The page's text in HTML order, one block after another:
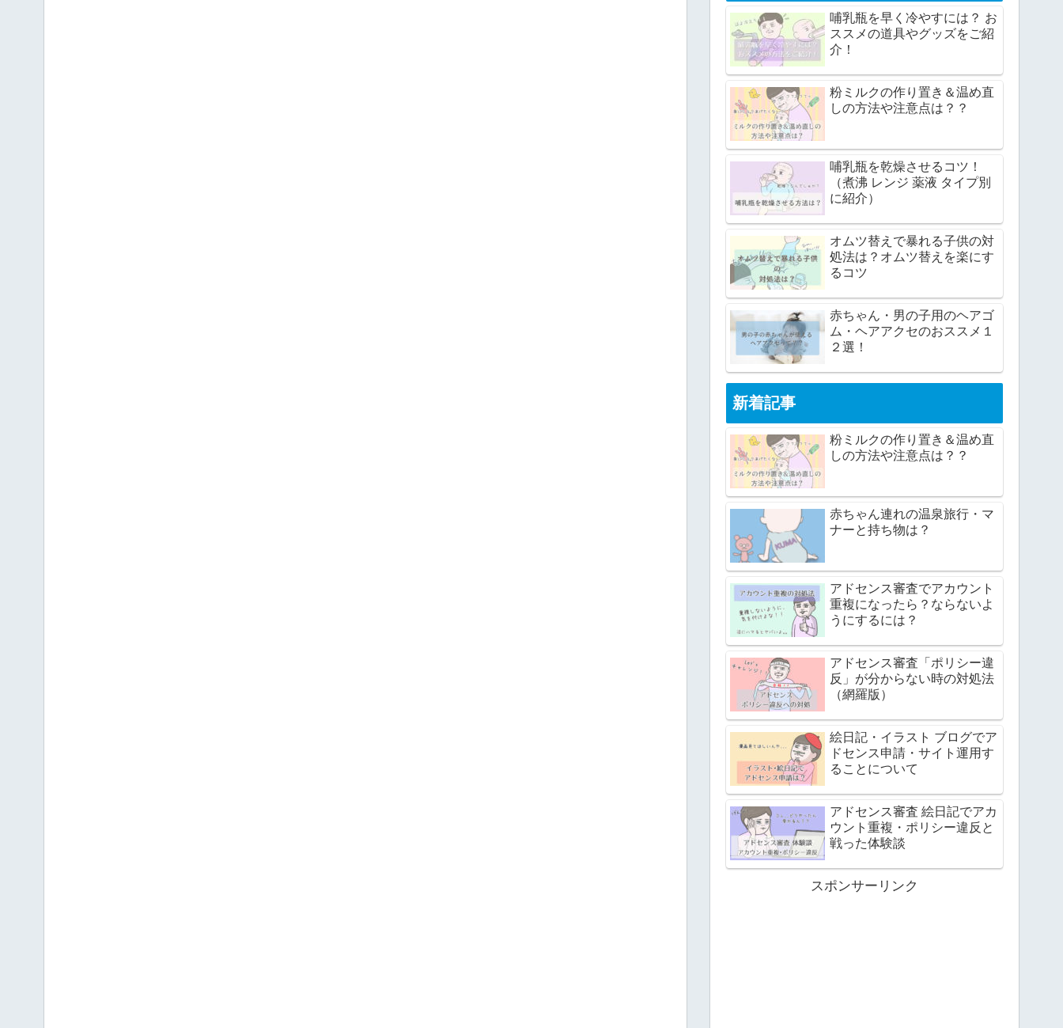
哺乳瓶を早く冷やすには？ お
ススメの道具やグッズをご紹
介！
粉ミルクの作り置き＆温め直
しの方法や注意点は？？
哺乳瓶を乾燥させるコツ！
（煮沸 レンジ 薬液 タイプ別
に紹介）
オムツ替えで暴れる子供の対
処法は？オムツ替えを楽にす
るコツ
赤ちゃん・男の子用のヘアゴ
ム・ヘアアクセのおススメ１
２選！
新着記事
粉ミルクの作り置き＆温め直
しの方法や注意点は？？
赤ちゃん連れの温泉旅行・マ
ナーと持ち物は？
アドセンス審査でアカウント
重複になったら？ならないよ
うにするには？
アドセンス審査「ポリシー違
反」が分からない時の対処法
（網羅版）
絵日記・イラスト ブログでア
ドセンス申請・サイト運用す
ることについて
アドセンス審査 絵日記でアカ
ウント重複・ポリシー違反と
戦った体験談
スポンサーリンク